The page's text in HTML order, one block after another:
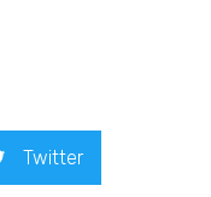
Twitter